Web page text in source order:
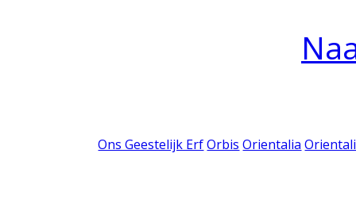
Ons Geestelijk Erf Orbis Orientalia